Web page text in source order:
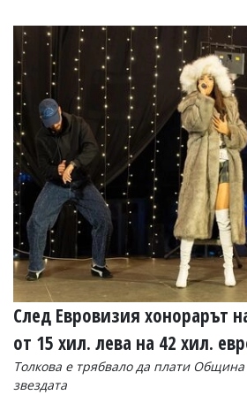
email:
office@flagman.bg
Коментарите
под
статиите
се
въвеждат
от
читателите
и
редакцията
не
носи
отговорност
за
Ако
откриете
обиден
за
вас
коментар,
След Евровизия хонорарът
от 15 хил. лева на 42 хил.
Толкова е трябвало да плати
звездата